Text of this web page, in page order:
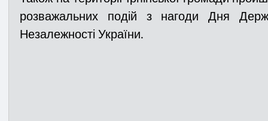
розважальних подій з нагоди Дня
Незалежності України.